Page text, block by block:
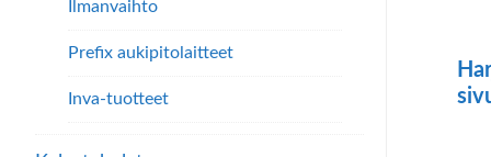
Ilmanvaihto
Prefix aukipitolaitteet
Inva-tuotteet